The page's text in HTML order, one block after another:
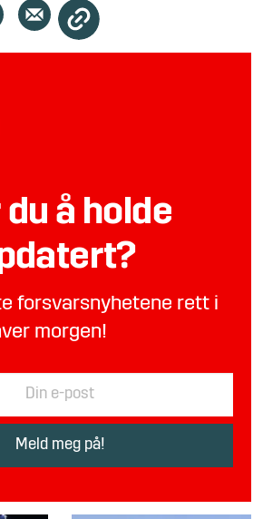
å holde
forsvarsnyhetene rett i
morgen!